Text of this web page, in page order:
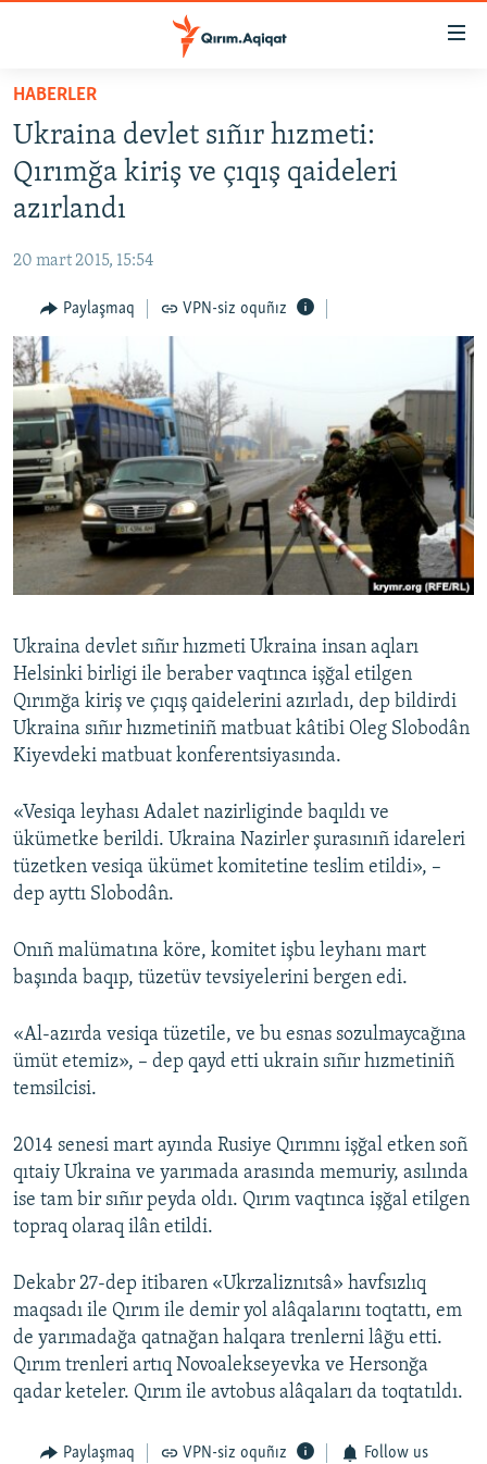
Esas
qaytmaq
Baş
navigatsiyağa
qaytmaq
Qıdıruvğa
HABERLER
İQTİSADİYAT
MEDENİYET
İNSAN AQLARI
VİDEO
SÜRET
BLOGLAR
FİKİR
Русский
Українською
RFE/RS bütün saytları
HABERLER
Ukraina devlet sıñır hızmeti:
Qırımğa kiriş ve çıqış qaideleri
azırlandı
20 mart 2015, 15:54
Paylaşmaq VPN-siz oquñız
Ukraina devlet sıñır hızmeti Ukraina insan aqları
Helsinki birligi ile beraber vaqtınca işğal etilgen
Qırımğa kiriş ve çıqış qaidelerini azırladı, dep bildirdi
Ukraina sıñır hızmetiniñ matbuat kâtibi Oleg Slobodân
Kiyevdeki matbuat konferentsiyasında.
«Vesiqa leyhası Adalet nazirliginde baqıldı ve
ükümetke berildi. Ukraina Nazirler şurasınıñ idareleri
tüzetken vesiqa ükümet komitetine teslim etildi», –
dep ayttı Slobodân.
Onıñ malümatına köre, komitet işbu leyhanı mart
başında baqıp, tüzetüv tevsiyelerini bergen edi.
«Al-azırda vesiqa tüzetile, ve bu esnas sozulmaycağına
ümüt etemiz», – dep qayd etti ukrain sıñır hızmetiniñ
temsilcisi.
2014 senesi mart ayında Rusiye Qırımnı işğal etken soñ
qıtaiy Ukraina ve yarımada arasında memuriy, asılında
ise tam bir sıñır peyda oldı. Qırım vaqtınca işğal etilgen
topraq olaraq ilân etildi.
Dekabr 27-dep itibaren «Ukrzaliznıtsâ» havfsızlıq
maqsadı ile Qırım ile demir yol alâqalarını toqtattı, em
de yarımadağa qatnağan halqara trenlerni lâğu etti.
Qırım trenleri artıq Novoalekseyevka ve Hersonğa
qadar keteler. Qırım ile avtobus alâqaları da toqtatıldı.
Paylaşmaq VPN-siz oquñız Follow us